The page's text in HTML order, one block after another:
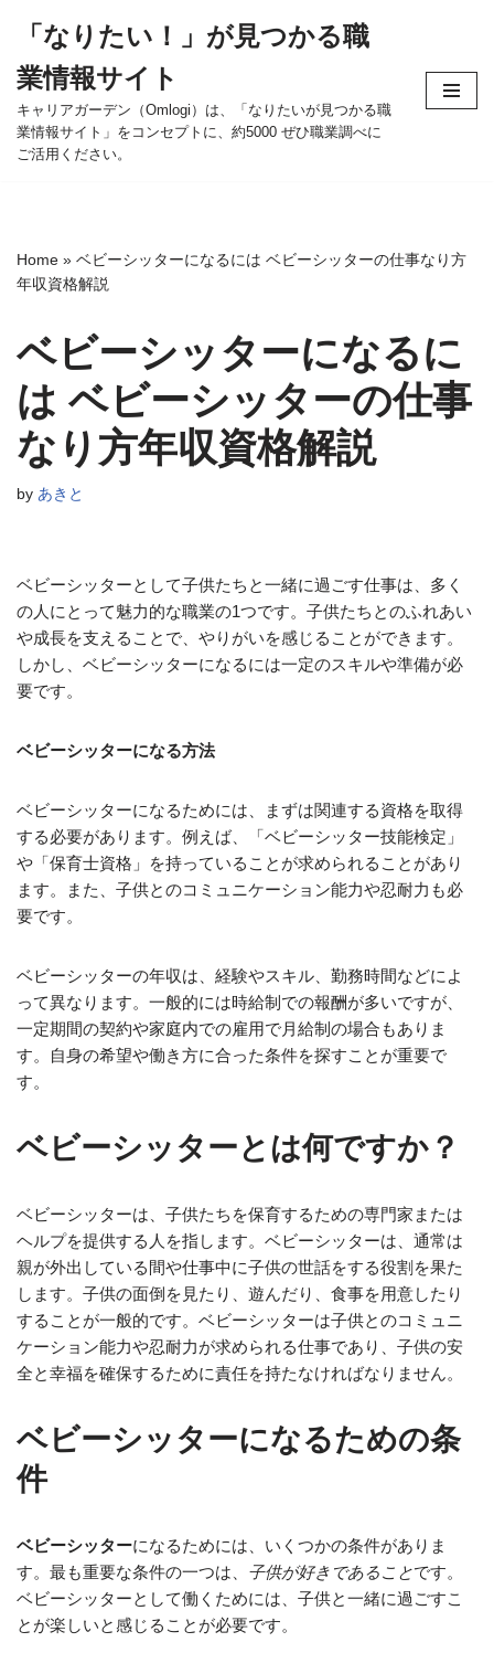
ン
テ
ン
ツ
ッ
プ
「なりたい！」が見つかる職
業情報サイト
キャリアガーデン（Omlogi）は、「なりたいが見つかる職
業情報サイト」をコンセプトに、約5000 ぜひ職業調べに
ご活用ください。
Home » ベビーシッターになるには ベビーシッターの仕事なり方
年収資格解説
ベビーシッターになるに
は ベビーシッターの仕事
なり方年収資格解説
by あきと
ベビーシッターとして子供たちと一緒に過ごす仕事は、多く
の人にとって魅力的な職業の1つです。子供たちとのふれあい
や成長を支えることで、やりがいを感じることができます。
しかし、ベビーシッターになるには一定のスキルや準備が必
要です。
ベビーシッターになる方法
ベビーシッターになるためには、まずは関連する資格を取得
する必要があります。例えば、「ベビーシッター技能検定」
や「保育士資格」を持っていることが求められることがあり
ます。また、子供とのコミュニケーション能力や忍耐力も必
要です。
ベビーシッターの年収は、経験やスキル、勤務時間などによ
って異なります。一般的には時給制での報酬が多いですが、
一定期間の契約や家庭内での雇用で月給制の場合もありま
す。自身の希望や働き方に合った条件を探すことが重要で
す。
ベビーシッターとは何ですか？
ベビーシッターは、子供たちを保育するための専門家または
ヘルプを提供する人を指します。ベビーシッターは、通常は
親が外出している間や仕事中に子供の世話をする役割を果た
します。子供の面倒を見たり、遊んだり、食事を用意したり
することが一般的です。ベビーシッターは子供とのコミュニ
ケーション能力や忍耐力が求められる仕事であり、子供の安
全と幸福を確保するために責任を持たなければなりません。
ベビーシッターになるための条
件
ベビーシッターになるためには、いくつかの条件がありま
す。最も重要な条件の一つは、 子供が好きであることです。
ベビーシッターとして働くためには、子供と一緒に過ごすこ
とが楽しいと感じることが必要です。